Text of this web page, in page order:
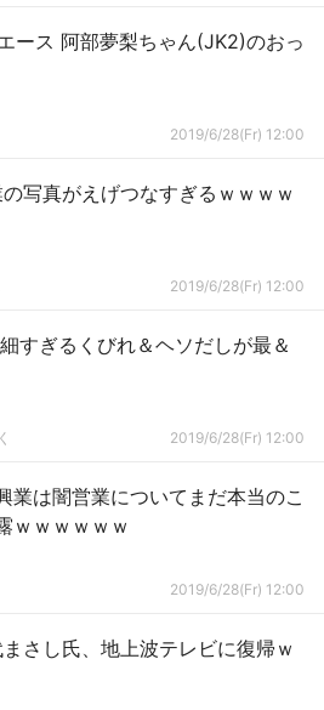
のおっ
2019/6/28(Fr) 12:00
の写真がえげつなすぎるｗｗｗｗ
2019/6/28(Fr) 12:00
すぎるくびれ＆ヘソだしが最＆
2019/6/28(Fr) 12:00
業は闇営業についてまだ本当のこ
ｗｗｗｗｗｗ
2019/6/28(Fr) 12:00
まさし氏、地上波テレビに復帰ｗ